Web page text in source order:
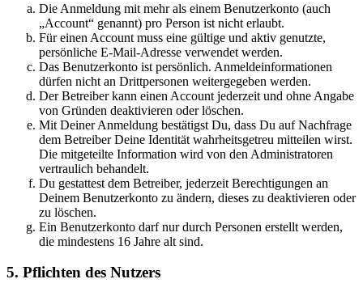
Die Anmeldung mit mehr als einem Benutzerkonto (auch
„Account“ genannt) pro Person ist nicht erlaubt.
Für einen Account muss eine gültige und aktiv genutzte,
persönliche E-Mail-Adresse verwendet werden.
Das Benutzerkonto ist persönlich. Anmeldeinformationen
dürfen nicht an Drittpersonen weitergegeben werden.
Der Betreiber kann einen Account jederzeit und ohne Angabe
von Gründen deaktivieren oder löschen.
Mit Deiner Anmeldung bestätigst Du, dass Du auf Nachfrage
dem Betreiber Deine Identität wahrheitsgetreu mitteilen wirst.
Die mitgeteilte Information wird von den Administratoren
vertraulich behandelt.
Du gestattest dem Betreiber, jederzeit Berechtigungen an
Deinem Benutzerkonto zu ändern, dieses zu deaktivieren oder
zu löschen.
Ein Benutzerkonto darf nur durch Personen erstellt werden,
die mindestens 16 Jahre alt sind.
5. Pflichten des Nutzers